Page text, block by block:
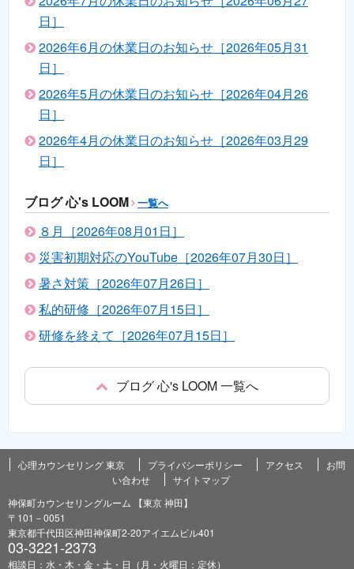
日］
2026年6月の休業日のお知らせ［2026年05月31
日］
2026年5月の休業日のお知らせ［2026年04月26
日］
2026年4月の休業日のお知らせ［2026年03月29
日］
ブログ 心's LOOM 一覧へ
８月［2026年08月01日］
災害初期対応のYouTube［2026年07月30日］
暑さ対策［2026年07月26日］
私的研修［2026年07月15日］
研修を終えて［2026年07月15日］
ブログ 心's LOOM 一覧へ
心理カウンセリング 東京 プライバシーポリシー アクセス
お問
い合わせ
サイトマップ
神保町カウンセリングルーム 【東京 神田】
〒101－0051
東京都千代田区神田神保町2-20アイエムビル401
03-3221-2373
相談日：水・木・金・土・日（月・火曜日：定休）